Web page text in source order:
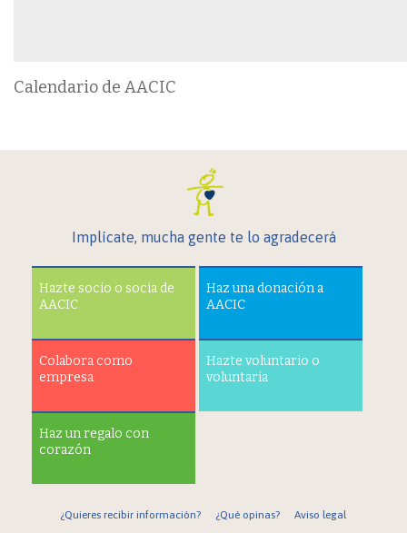
Calendario de AACIC
Implícate, mucha gente te lo agradecerá
Hazte socio o socia de
AACIC
Haz una donación a
AACIC
Colabora como
empresa
Hazte voluntario o
voluntaria
Haz un regalo con
corazón
¿Quieres recibir información? ¿Qué opinas?
Aviso legal